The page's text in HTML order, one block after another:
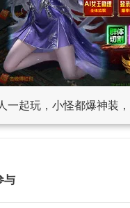
一起玩，小怪都爆神装
与